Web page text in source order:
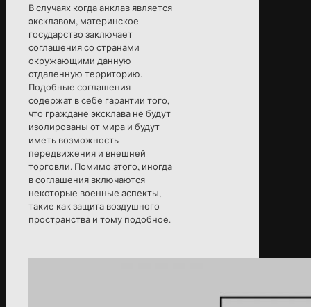
В случаях когда анклав является
эксклавом, материнское
государство заключает
соглашения со странами
окружающими данную
отдаленную территорию.
Подобные соглашения
содержат в себе гарантии того,
что граждане эксклава не будут
изолированы от мира и будут
иметь возможность
передвижения и внешней
торговли. Помимо этого, иногда
в соглашения включаются
некоторые военные аспекты,
такие как защита воздушного
пространства и тому подобное.